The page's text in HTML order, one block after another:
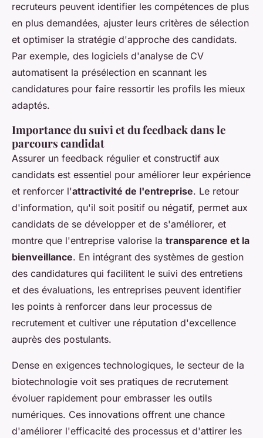
recruteurs peuvent identifier les compétences de plus
en plus demandées, ajuster leurs critères de sélection
et optimiser la stratégie d'approche des candidats.
Par exemple, des logiciels d'analyse de CV
automatisent la présélection en scannant les
candidatures pour faire ressortir les profils les mieux
adaptés.
Importance du suivi et du feedback dans le
parcours candidat
Assurer un feedback régulier et constructif aux
candidats est essentiel pour améliorer leur expérience
et renforcer l'attractivité de l'entreprise. Le retour
d'information, qu'il soit positif ou négatif, permet aux
candidats de se développer et de s'améliorer, et
montre que l'entreprise valorise la transparence et la
bienveillance. En intégrant des systèmes de gestion
des candidatures qui facilitent le suivi des entretiens
et des évaluations, les entreprises peuvent identifier
les points à renforcer dans leur processus de
recrutement et cultiver une réputation d'excellence
auprès des postulants.
Dense en exigences technologiques, le secteur de la
biotechnologie voit ses pratiques de recrutement
évoluer rapidement pour embrasser les outils
numériques. Ces innovations offrent une chance
d'améliorer l'efficacité des processus et d'attirer les